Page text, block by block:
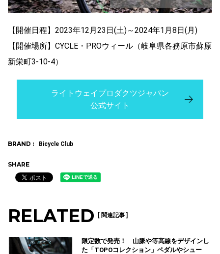
【開催日程】2023年12月23日(土)～2024年1月8日(月)
【開催場所】CYCLE・PROウィール（岐阜県各務原市蘇原
新栄町3-10-4）
ライトウェイプロダクツジャパン
公式サイト
BRAND : Bicycle Club
SHARE
RELATED [ 関連記事 ]
限定数で発売！ 山脈や等高線をデザインし
た「TOPOコレクション」ペダルやシュー